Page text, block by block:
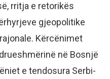
rritja e retorikës
gjeopolitike
Kërcënimet
në Bosnjë
e tendosura Serbi-